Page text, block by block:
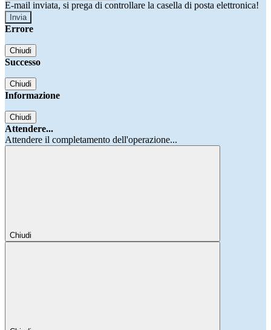
E-mail inviata, si prega di controllare la casella di posta elettronica!
Errore
Chiudi
Successo
Chiudi
Informazione
Chiudi
Attendere...
Attendere il completamento dell'operazione...
Chiudi